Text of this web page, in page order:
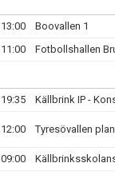
13:00 Boovallen 1
11:00 Fotbollshallen
19:35 Källbrink IP -
12:00Tyresövallen
09:00